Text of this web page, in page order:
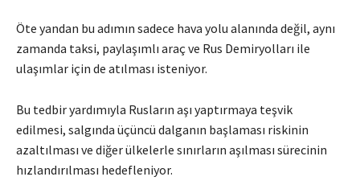
Öte yandan bu adımın sadece hava yolu alanında değil, aynı
zamanda taksi, paylaşımlı araç ve Rus Demiryolları ile
ulaşımlar için de atılması isteniyor.
Bu tedbir yardımıyla Rusların aşı yaptırmaya teşvik
edilmesi, salgında üçüncü dalganın başlaması riskinin
azaltılması ve diğer ülkelerle sınırların aşılması sürecinin
hızlandırılması hedefleniyor.